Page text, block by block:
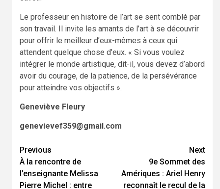
Le professeur en histoire de l’art se sent comblé par
son travail. Il invite les amants de l’art à se découvrir
pour offrir le meilleur d’eux-mêmes à ceux qui
attendent quelque chose d’eux. « Si vous voulez
intégrer le monde artistique, dit-il, vous devez d’abord
avoir du courage, de la patience, de la persévérance
pour atteindre vos objectifs ».
Geneviève Fleury
genevievef359@gmail.com
Continue
Reading
Previous
À la rencontre de
l’enseignante Melissa
Pierre Michel : entre
Next
9e Sommet des
Amériques : Ariel Henry
reconnaît le recul de la